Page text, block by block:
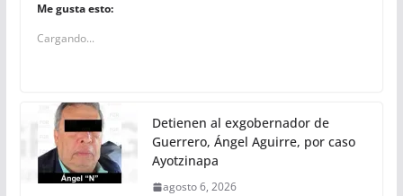
Me gusta esto:
Cargando...
Detienen al exgobernador de
Guerrero, Ángel Aguirre, por caso
Ayotzinapa
agosto 6, 2026